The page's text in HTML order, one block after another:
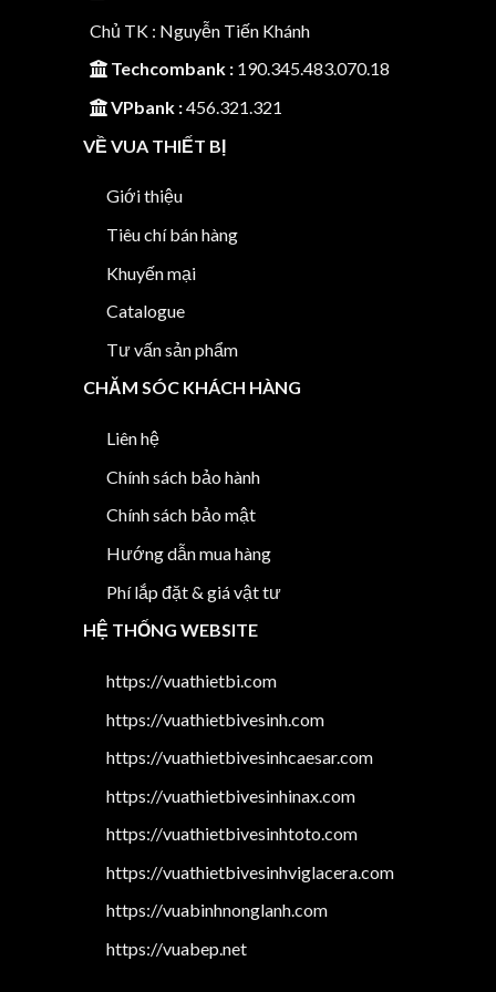
Chủ TK : Nguyễn Tiến Khánh
Techcombank :190.345.483.070.18
VPbank :456.321.321
VỀ VUA THIẾT BỊ
Giới thiệu
Tiêu chí bán hàng
Khuyến mại
Catalogue
Tư vấn sản phẩm
CHĂM SÓC KHÁCH HÀNG
Liên hệ
Chính sách bảo hành
Chính sách bảo mật
Hướng dẫn mua hàng
Phí lắp đặt & giá vật tư
HỆ THỐNG WEBSITE
https://vuathietbi.com
https://vuathietbivesinh.com
https://vuathietbivesinhcaesar.com
https://vuathietbivesinhinax.com
https://vuathietbivesinhtoto.com
https://vuathietbivesinhviglacera.com
https://vuabinhnonglanh.com
https://vuabep.net